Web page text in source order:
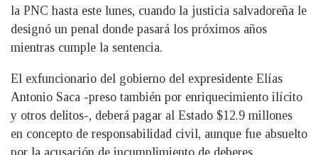
la PNC hasta este lunes, cuando la justicia salvadoreña le
designó un penal donde pasará los próximos años
mientras cumple la sentencia.
El exfuncionario del gobierno del expresidente Elías
Antonio Saca -preso también por enriquecimiento ilícito
y otros delitos-, deberá pagar al Estado $12.9 millones
en concepto de responsabilidad civil, aunque fue absuelto
por la acusación de incumplimiento de deberes.